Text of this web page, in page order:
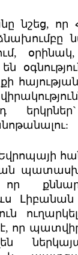
նշեց,
օրինակ,
որ
որ